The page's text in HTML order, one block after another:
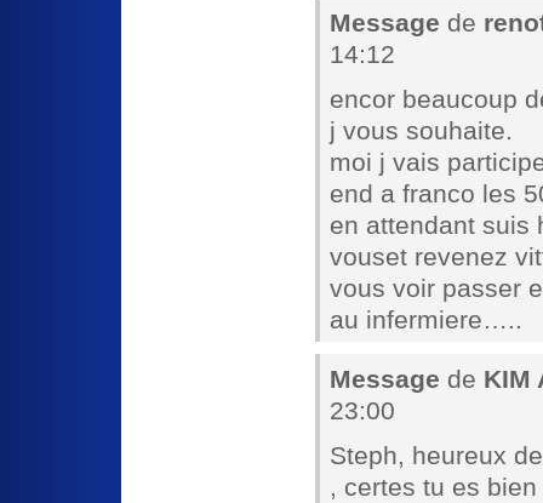
Message de
14:12
encor beaucoup
j vous souhaite.
moi j vais
end a franco les
en attendant suis
vouset revenez
vous voir passer
au infermiere…..
Message de KIM
23:00
Steph, heureux
, certes tu es